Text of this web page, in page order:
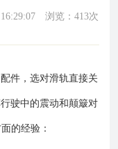
浏览：413次
件，选对滑轨直接关
驶中的震动和颠簸对
的经验：